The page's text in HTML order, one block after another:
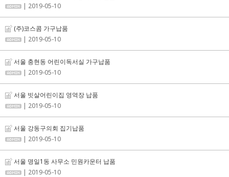
| 2019-05-10
(주)코스콤 가구납품
| 2019-05-10
서울 충현동 어린이독서실 가구납품
| 2019-05-10
서울 빗살어린이집 영역장 납품
| 2019-05-10
서울 강동구의회 집기납품
| 2019-05-10
서울 명일1동 사무소 민원카운터 납품
| 2019-05-10